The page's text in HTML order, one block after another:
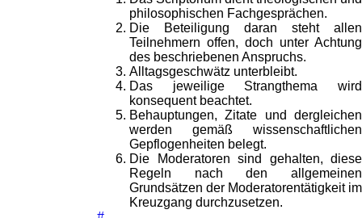
philosophischen Fachgesprächen.
Die Beteiligung daran steht allen
Teilnehmern offen, doch unter Achtung
des beschriebenen Anspruchs.
Alltagsgeschwätz unterbleibt.
Das jeweilige Strangthema wird
konsequent beachtet.
Behauptungen, Zitate und dergleichen
werden gemäß wissenschaftlichen
Gepflogenheiten belegt.
Die Moderatoren sind gehalten, diese
Regeln nach den allgemeinen
Grundsätzen der Moderatorentätigkeit im
Kreuzgang durchzusetzen.